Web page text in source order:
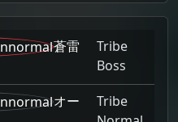
蒼雷
Tribe
Boss
オー
Tribe